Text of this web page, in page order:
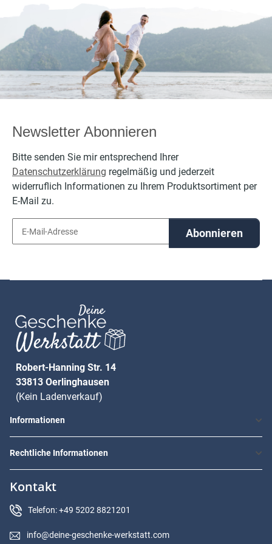
Newsletter Abonnieren
Bitte senden Sie mir entsprechend Ihrer
Datenschutzerklärung regelmäßig und jederzeit
widerruflich Informationen zu Ihrem Produktsortiment per
E-Mail zu.
Abonnieren
Robert-Hanning Str. 14
33813 Oerlinghausen
(Kein Ladenverkauf)
Informationen
Rechtliche Informationen
Kontakt
Telefon: +49 5202 8821201
info@deine-geschenke-werkstatt.com